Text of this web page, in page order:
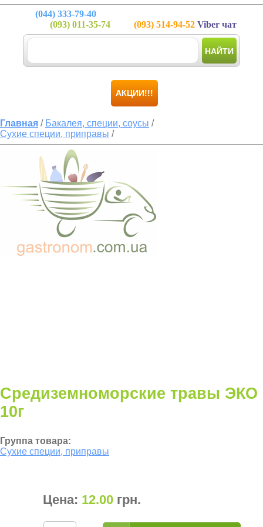
(044) 333-79-40
(093) 011-35-74 (093) 514-94-52 Viber чат
НАЙТИ
АКЦИИ!!!
Главная / Бакалея, специи, соусы /
Сухие специи, приправы /
Средиземноморские травы ЭКО
10г
Группа товара:
Сухие специи, приправы
Цена: 12.00 грн.